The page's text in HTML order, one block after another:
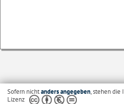
Sofern nichtanders angegeben, stehen die
Lizenz